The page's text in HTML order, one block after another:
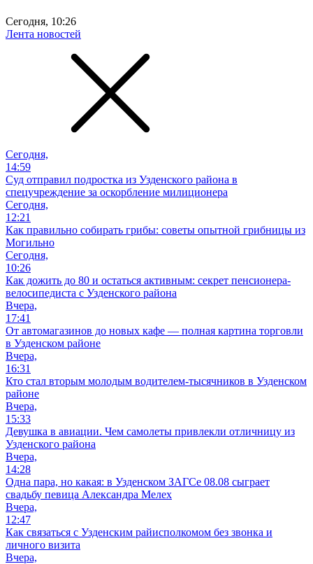
Сегодня, 10:26
Лента новостей
Сегодня,
14:59
Суд отправил подростка из Узденского района в
спецучреждение за оскорбление милиционера
Сегодня,
12:21
Как правильно собирать грибы: советы опытной грибницы из
Могильно
Сегодня,
10:26
Как дожить до 80 и остаться активным: секрет пенсионера-
велосипедиста с Узденского района
Вчера,
17:41
От автомагазинов до новых кафе — полная картина торговли
в Узденском районе
Вчера,
16:31
Кто стал вторым молодым водителем-тысячников в Узденском
районе
Вчера,
15:33
Девушка в авиации. Чем самолеты привлекли отличницу из
Узденского района
Вчера,
14:28
Одна пара, но какая: в Узденском ЗАГСе 08.08 сыграет
свадьбу певица Александра Мелех
Вчера,
12:47
Как связаться с Узденским райисполкомом без звонка и
личного визита
Вчера,